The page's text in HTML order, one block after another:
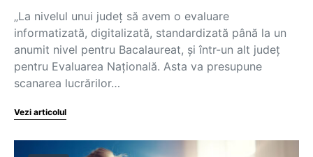
„La nivelul unui județ să avem o evaluare
informatizată, digitalizată, standardizată până la un
anumit nivel pentru Bacalaureat, și într-un alt județ
pentru Evaluarea Națională. Asta va presupune
scanarea lucrărilor…
Vezi articolul